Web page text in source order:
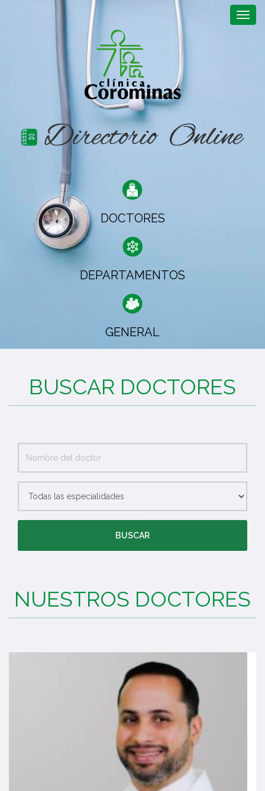
DOCTORES
DEPARTAMENTOS
GENERAL
BUSCAR DOCTORES
BUSCAR
NUESTROS DOCTORES